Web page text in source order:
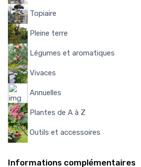
Topiaire
Pleine terre
Légumes et aromatiques
Vivaces
Annuelles
Plantes de A à Z
Outils et accessoires
Informations complémentaires